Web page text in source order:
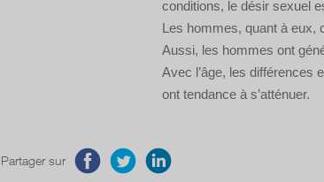
conditions, le désir sexuel
Les hommes, quant à eux,
Aussi, les hommes ont
Avec l’âge, les différences
ont tendance à s’atténuer.
Partager sur